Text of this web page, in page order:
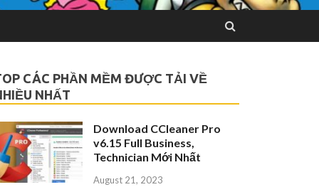
CÁC PHẦN MỀM ĐƯỢC TẢI VỀ
NHẤT
Download CCleaner Pro
v6.15 Full Business,
Technician Mới Nhất
August 21, 2023